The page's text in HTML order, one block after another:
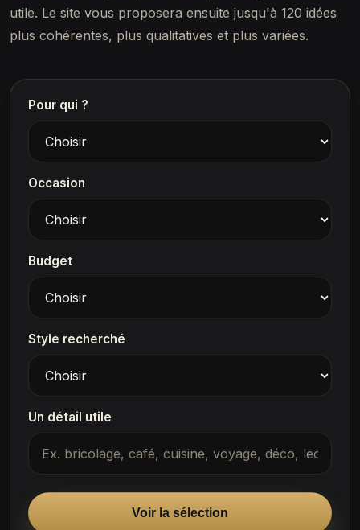
utile. Le site vous proposera ensuite jusqu'à 120 idées
plus cohérentes, plus qualitatives et plus variées.
Pour qui ?
Occasion
Budget
Style recherché
Un détail utile
Voir la sélection